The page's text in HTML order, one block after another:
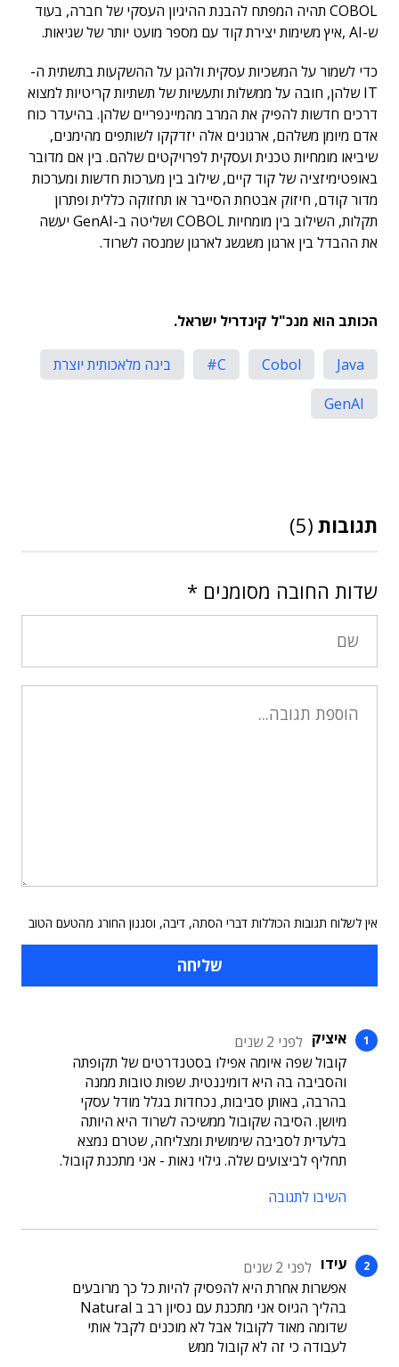
COBOL תהיה המפתח להבנת ההיגיון העסקי של חברה, בעוד
ש-AI ,איץ משימות יצירת קוד עם מספר מועט יותר של שגיאות.
כדי לשמור על המשכיות עסקית ולהגן על ההשקעות בתשתית ה-
IT שלהן, חובה על ממשלות ותעשיות של תשתיות קריטיות למצוא
דרכים חדשות להפיק את המרב מהמיינפריים שלהן. בהיעדר כוח
אדם מיומן משלהם, ארגונים אלה יזדקקו לשותפים מהימנים,
שיביאו מומחיות טכנית ועסקית לפרויקטים שלהם. בין אם מדובר
באופטימיזציה של קוד קיים, שילוב בין מערכות חדשות ומערכות
מדור קודם, חיזוק אבטחת הסייבר או תחזוקה כללית ופתרון
תקלות, השילוב בין מומחיות COBOL ושליטה ב-GenAI יעשה
את ההבדל בין ארגון משגשג לארגון שמנסה לשרוד.
הכותב הוא מנכ"ל קינדריל ישראל.
Java
Cobol
C#
בינה מלאכותית יוצרת
GenAI
תגובות (5)
שדות החובה מסומנים *
אין לשלוח תגובות הכוללות דברי הסתה, דיבה, וסגנון החורג מהטעם הטוב
איציק לפני 2 שנים
קובול שפה איומה אפילו בסטנדרטים של תקופתה
והסביבה בה היא דומיננטית. שפות טובות ממנה
בהרבה, באותן סביבות, נכחדות בגלל מודל עסקי
מיושן. הסיבה שקובול ממשיכה לשרוד היא היותה
בלעדית לסביבה שימושית ומצליחה, שטרם נמצא
תחליף לביצועים שלה. גילוי נאות - אני מתכנת קובול.
השיבו לתגובה
עידו לפני 2 שנים
אפשרות אחרת היא להפסיק להיות כל כך מרובעים
בהליך הגיוס אני מתכנת עם נסיון רב ב Natural
שדומה מאוד לקובול אבל לא מוכנים לקבל אותי
לעבודה כי זה לא קובול ממש